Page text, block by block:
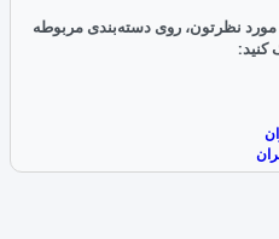
نظرتون، روی دسته‌بندی مربوطه
کنید: